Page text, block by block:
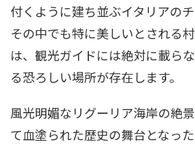
付くように建ち並ぶイタリアの
その中でも特に美しいとされる
は、観光ガイドには絶対に載ら
る恐ろしい場所が存在します。
風光明媚なリグーリア海岸の絶
て血塗られた歴史の舞台となっ